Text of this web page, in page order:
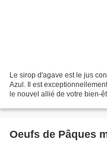
Le sirop d'agave est le jus
Azul. Il est
le nouvel allié de votre bien-
Oeufs de Pâques